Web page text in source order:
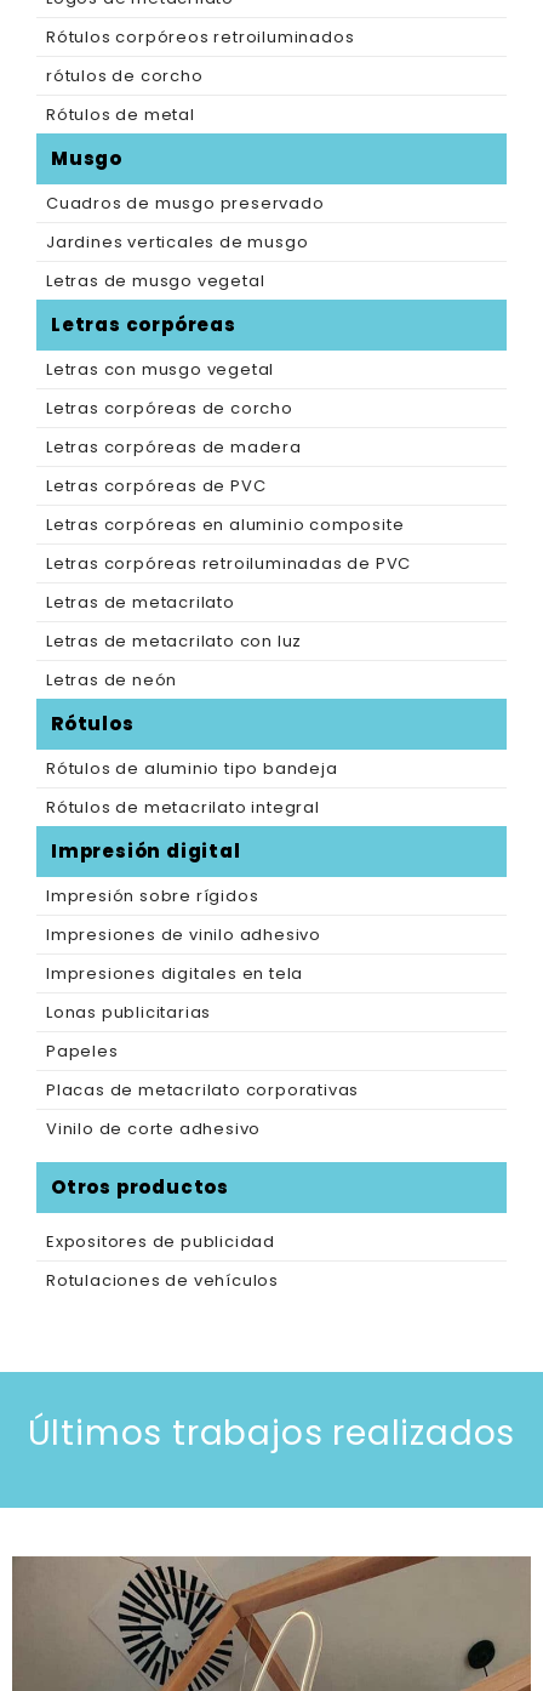
Rótulos corpóreos retroiluminados
rótulos de corcho
Rótulos de metal
Musgo
Cuadros de musgo preservado
Jardines verticales de musgo
Letras de musgo vegetal
Letras corpóreas
Letras con musgo vegetal
Letras corpóreas de corcho
Letras corpóreas de madera
Letras corpóreas de PVC
Letras corpóreas en aluminio composite
Letras corpóreas retroiluminadas de PVC
Letras de metacrilato
Letras de metacrilato con luz
Letras de neón
Rótulos
Rótulos de aluminio tipo bandeja
Rótulos de metacrilato integral
Impresión digital
Impresión sobre rígidos
Impresiones de vinilo adhesivo
Impresiones digitales en tela
Lonas publicitarias
Papeles
Placas de metacrilato corporativas
Vinilo de corte adhesivo
Otros productos
Expositores de publicidad
Rotulaciones de vehículos
Últimos trabajos realizados